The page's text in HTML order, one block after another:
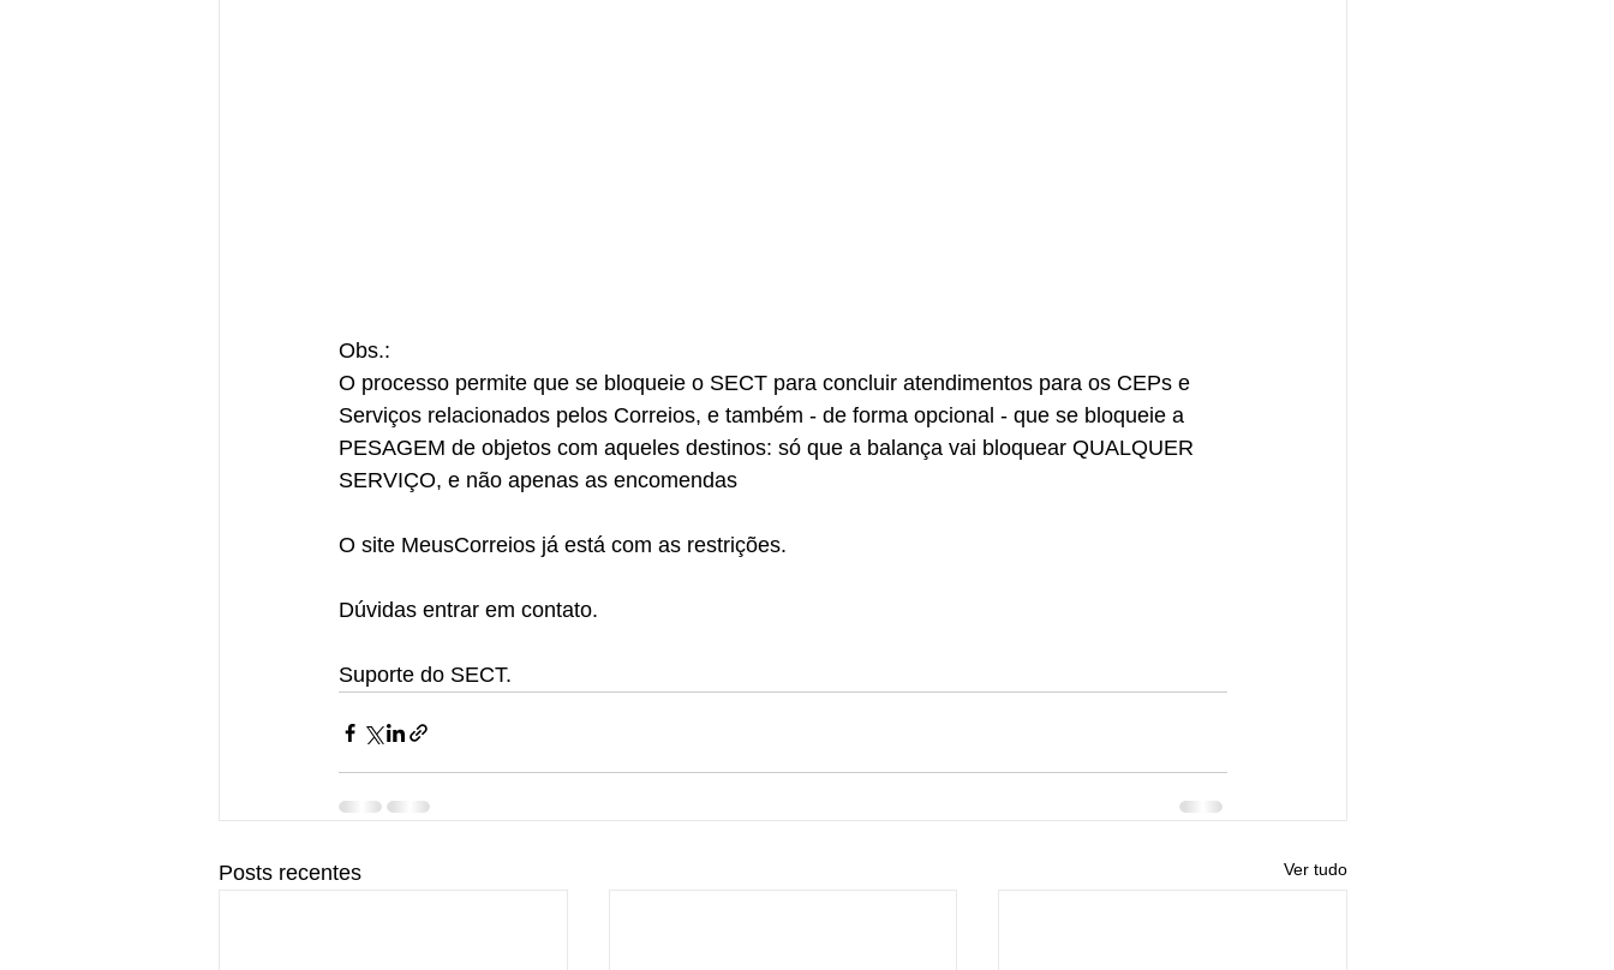
Obs.:
O processo permite que se bloqueie o SECT para concluir atendimentos para os CEPs e
Serviços relacionados pelos Correios, e também - de forma opcional - que se bloqueie a
PESAGEM de objetos com aqueles destinos: só que a balança vai bloquear QUALQUER
SERVIÇO, e não apenas as encomendas
O site MeusCorreios já está com as restrições.
Dúvidas entrar em contato.
Suporte do SECT.
Posts recentes Ver tudo